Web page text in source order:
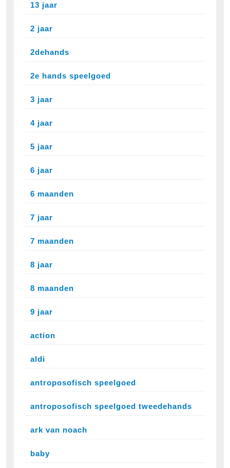
13 jaar
2 jaar
2dehands
2e hands speelgoed
3 jaar
4 jaar
5 jaar
6 jaar
6 maanden
7 jaar
7 maanden
8 jaar
8 maanden
9 jaar
action
aldi
antroposofisch speelgoed
antroposofisch speelgoed tweedehands
ark van noach
baby